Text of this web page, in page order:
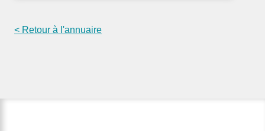
< Retour à l'annuaire